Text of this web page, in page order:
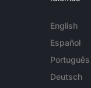
English
Español
Português
Deutsch